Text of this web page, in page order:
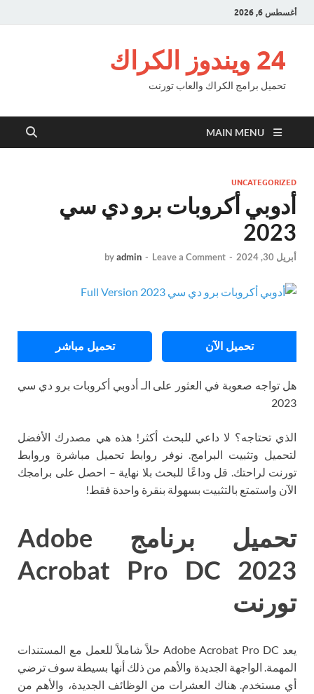
أغسطس 6, 2026
24 ويندوز الكراك
تحميل برامج الكراك والعاب تورنت
MAIN MENU
UNCATEGORIZED
أدوبي أكروبات برو دي سي
2023
أبريل 30, 2024 -
byadmin - Leave a Comment
تحميل الآن تحميل مباشر
هل تواجه صعوبة في العثور على الـ أدوبي أكروبات برو دي سي
2023
الذي تحتاجه؟ لا داعي للبحث أكثر! هذه هي مصدرك الأفضل
لتحميل وتثبيت البرامج. نوفر روابط تحميل مباشرة وروابط
تورنت لراحتك. قل وداعًا للبحث بلا نهاية – احصل على برامجك
الآن واستمتع بالتثبيت بسهولة بنقرة واحدة فقط!
تحميل برنامج Adobe
Acrobat Pro DC 2023
تورنت
يعد Adobe Acrobat Pro DC حلاً شاملاً للعمل مع المستندات
المهمة. الواجهة الجديدة والأهم من ذلك أنها بسيطة سوف ترضي
أي مستخدم. هناك العشرات من الوظائف الجديدة، والأهم من